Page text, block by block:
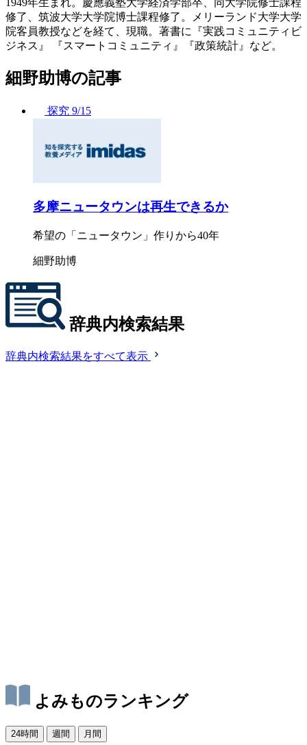
修了、筑波大学大学院博士課程修了。メリーランド大学大学
院客員教授などを経て、現職。著書に『実践コミュニティビ
ジネス』 『スマートコミュニティ』『政策統計』など。
細野助博の記事
探究 9/15
多摩ニュータウンは再生できるか
希望の「ニュータウン」作りから40年
細野助博
辞典内検索結果
辞典内検索結果をすべて表示
よみものランキング
24時間 週間 月間